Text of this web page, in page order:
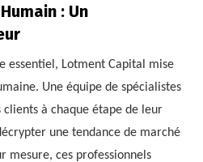
: Un
essentiel, Lotment Capital mise
Une équipe de spécialistes
clients à chaque étape de leur
une tendance de marché
mesure, ces professionnels